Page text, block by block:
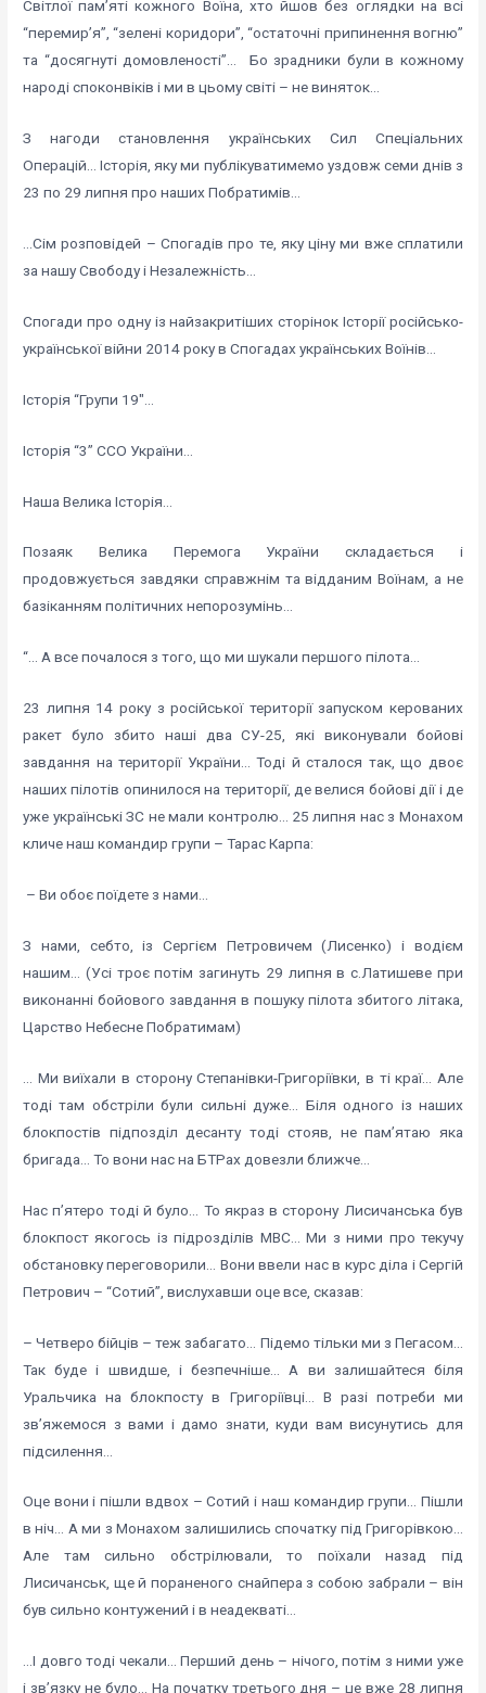
Світлої пам’яті кожного Воїна, хто йшов без оглядки на всі
“перемир’я”, “зелені коридори”, “остаточні припинення вогню”
та “досягнуті домовленості”… Бо зрадники були в кожному
народі споконвіків і ми в цьому світі – не виняток…
З нагоди становлення українських Сил Спеціальних
Операцій… Історія, яку ми публікуватимемо уздовж семи днів з
23 по 29 липня про наших Побратимів…
…Сім розповідей – Спогадів про те, яку ціну ми вже сплатили
за нашу Свободу і Незалежність…
Спогади про одну із найзакритіших сторінок Історії російсько-
української війни 2014 року в Спогадах українських Воїнів…
Історія “Групи 19″…
Історія “3” ССО України…
Наша Велика Історія…
Позаяк Велика Перемога України складається і
продовжується завдяки справжнім та відданим Воїнам, а не
базіканням політичних непорозумінь…
“… А все почалося з того, що ми шукали першого пілота…
23 липня 14 року з російської території запуском керованих
ракет було збито наші два СУ-25, які виконували бойові
завдання на території України… Тоді й сталося так, що двоє
наших пілотів опинилося на території, де велися бойові дії і де
уже українські ЗС не мали контролю… 25 липня нас з Монахом
кличе наш командир групи – Тарас Карпа:
– Ви обоє поїдете з нами…
З нами, себто, із Сергієм Петровичем (Лисенко) і водієм
нашим… (Усі троє потім загинуть 29 липня в с.Латишеве при
виконанні бойового завдання в пошуку пілота збитого літака,
Царство Небесне Побратимам)
… Ми виїхали в сторону Степанівки-Григоріївки, в ті краї… Але
тоді там обстріли були сильні дуже… Біля одного із наших
блокпостів підпозділ десанту тоді стояв, не пам’ятаю яка
бригада… То вони нас на БТРах довезли ближче…
Нас п’ятеро тоді й було… То якраз в сторону Лисичанська був
блокпост якогось із підрозділів МВС… Ми з ними про текучу
обстановку переговорили… Вони ввели нас в курс діла і Сергій
Петрович – “Сотий”, вислухавши оце все, сказав:
– Четверо бійців – теж забагато… Підемо тільки ми з Пегасом…
Так буде і швидше, і безпечніше… А ви залишайтеся біля
Уральчика на блокпосту в Григоріївці… В разі потреби ми
зв’яжемося з вами і дамо знати, куди вам висунутись для
підсилення…
Оце вони і пішли вдвох – Сотий і наш командир групи… Пішли
в ніч… А ми з Монахом залишились спочатку під Григорівкою…
Але там сильно обстрілювали, то поїхали назад під
Лисичанськ, ще й пораненого снайпера з собою забрали – він
був сильно контужений і в неадекваті…
…І довго тоді чекали… Перший день – нічого, потім з ними уже
і зв’язку не було… На початку третього дня – це вже 28 липня